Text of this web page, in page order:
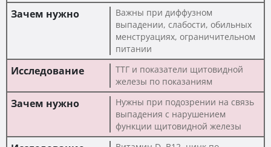
Важны при диффузном
выпадении, слабости, обильных
менструациях, ограничительном
питании
ТТГ и показатели щитовидной
железы по показаниям
Нужны при подозрении на связь
выпадения с нарушением
функции щитовидной железы